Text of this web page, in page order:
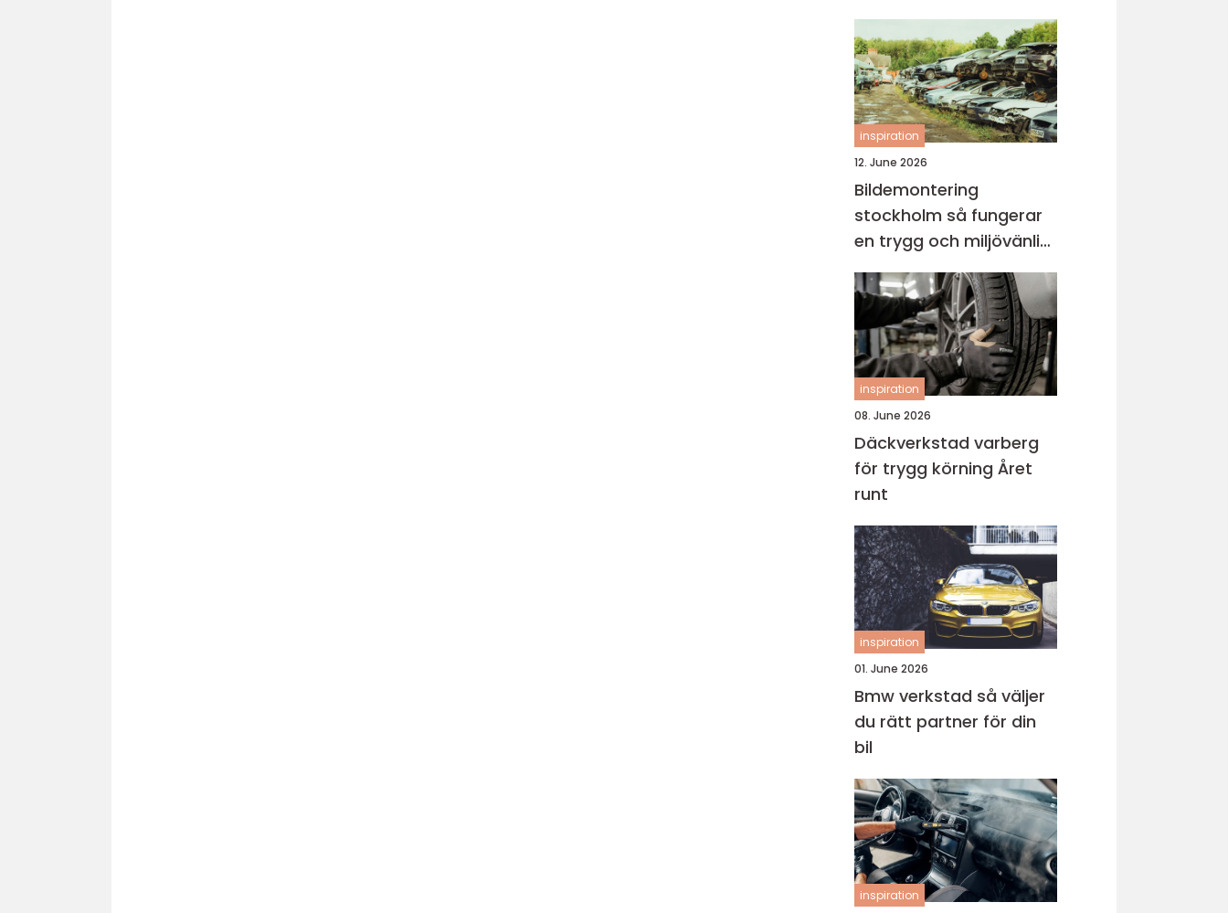
inspiration
12. June 2026
Bildemontering
stockholm så fungerar
en trygg och miljövänlig
bilskrot
inspiration
08. June 2026
Däckverkstad varberg
för trygg körning Året
runt
inspiration
01. June 2026
Bmw verkstad så väljer
du rätt partner för din
bil
inspiration